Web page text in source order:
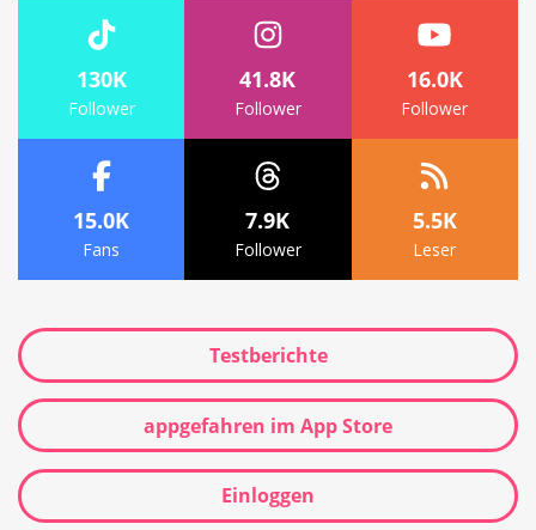
130K
Follower
41.8K
Follower
16.0K
Follower
15.0K
Fans
7.9K
Follower
5.5K
Leser
Testberichte
appgefahren im App Store
Einloggen